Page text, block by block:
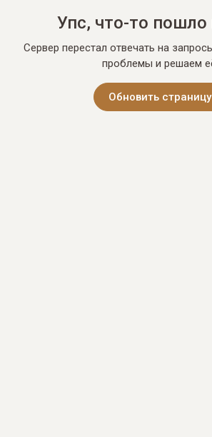
Упс, что-то пошло
Сервер перестал отвечать на
проблемы и решаем
Обновить страницу